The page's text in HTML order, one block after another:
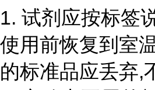
1. 试剂应按标签
使用前恢复到室
的标准品应丢弃,